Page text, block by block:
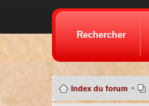
Rechercher
Index du forum •